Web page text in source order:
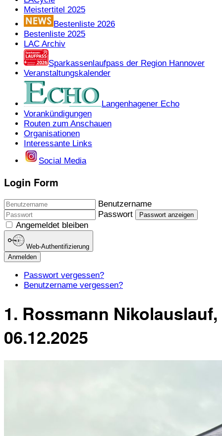
Meistertitel 2025
Bestenliste 2026
Bestenliste 2025
LAC Archiv
Sparkassenlaufpass der Region Hannover
Veranstaltungskalender
Langenhagener Echo
Vorankündigungen
Routen zum Anschauen
Organisationen
Interessante Links
Social Media
Login Form
Benutzername
Passwort
Passwort anzeigen
Angemeldet bleiben
Web-Authentifizierung
Anmelden
Passwort vergessen?
Benutzername vergessen?
1. Rossmann Nikolauslauf,
06.12.2025